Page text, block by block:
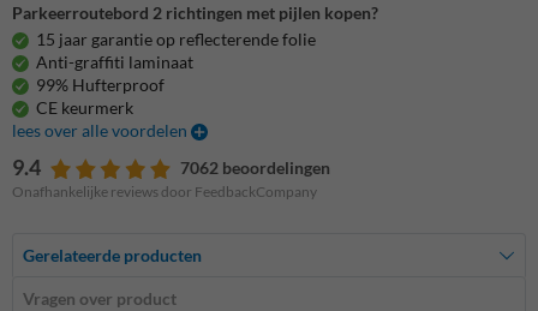
Parkeerroutebord 2 richtingen met pijlen kopen?
15 jaar garantie op reflecterende folie
Anti-graffiti laminaat
99% Hufterproof
CE keurmerk
lees over alle voordelen
9.4 7062 beoordelingen
Onafhankelijke reviews door FeedbackCompany
Gerelateerde producten
Vragen over product